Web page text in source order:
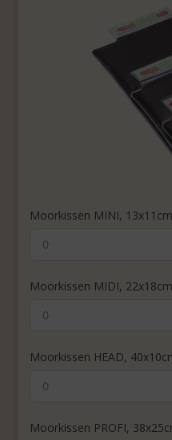
Moorkissen MINI,
Moorkissen MIDI,
Moorkissen HEAD,
Moorkissen PROFI,